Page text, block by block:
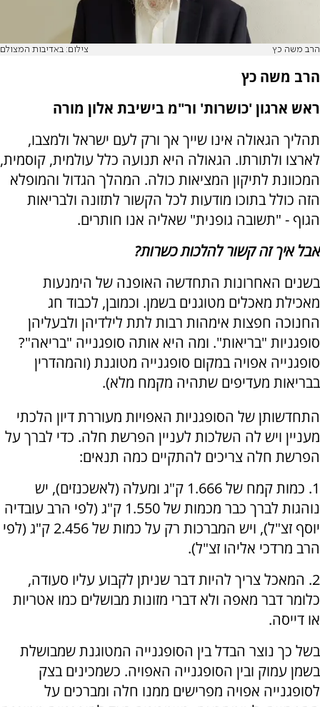
הרב משה כץ צילום: באדיבות המצולם
הרב משה כץ
ראש ארגון 'כושרות' ור"מ בישיבת אלון מורה
תהליך הגאולה אינו שייך אך ורק לעם ישראל ולמצבו,
לארצו ולתורתו. הגאולה היא תנועה כלל עולמית, קוסמית,
המכוונת לתיקון המציאות כולה. המהלך הגדול והמופלא
הזה כולל בתוכו מודעות לכל הקשור לתזונה ולבריאות
הגוף - "תשובה גופנית" שאליה אנו חותרים.
אבל איך זה קשור להלכות כשרות?
בשנים האחרונות התחדשה האופנה של הימנעות
מאכילת מאכלים מטוגנים בשמן. וכמובן, לכבוד חג
החנוכה חפצות אימהות רבות לתת לילדיהן ולבעליהן
סופגניות "בריאות". ומה היא אותה סופגנייה "בריאה"?
סופגנייה אפויה במקום סופגנייה מטוגנת (והמהדרין
בבריאות מעדיפים שתהיה מקמח מלא).
התחדשותן של הסופגניות האפויות מעוררת דיון הלכתי
מעניין ויש לה השלכות לעניין הפרשת חלה. כדי לברך על
הפרשת חלה צריכים להתקיים כמה תנאים:
1. כמות קמח של 1.666 ק"ג ומעלה (לאשכנזים), יש
נוהגות לברך כבר מכמות של 1.550 ק"ג (לפי הרב עובדיה
יוסף זצ"ל), ויש המברכות רק על כמות של 2.456 ק"ג (לפי
הרב מרדכי אליהו זצ"ל).
2. המאכל צריך להיות דבר שניתן לקבוע עליו סעודה,
כלומר דבר מאפה ולא דברי מזונות מבושלים כמו אטריות
או דייסה.
בשל כך נוצר הבדל בין הסופגנייה המטוגנת שמבושלת
בשמן עמוק ובין הסופגנייה האפויה. כשמכינים בצק
לסופגנייה אפויה מפרישים ממנו חלה ומברכים על